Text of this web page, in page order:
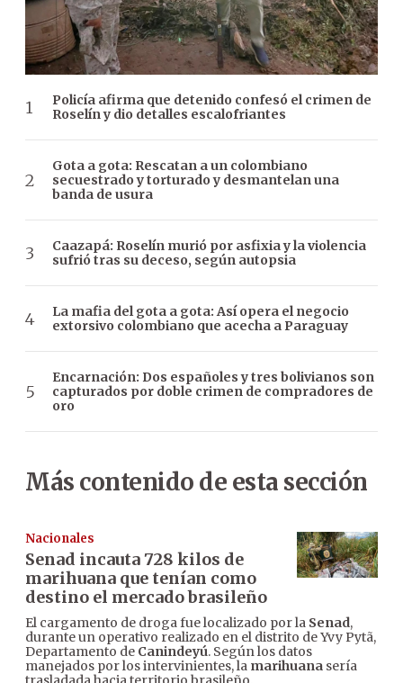
Policía afirma que detenido confesó el crimen de
Roselín y dio detalles escalofriantes
Gota a gota: Rescatan a un colombiano
secuestrado y torturado y desmantelan una
banda de usura
Caazapá: Roselín murió por asfixia y la violencia
sufrió tras su deceso, según autopsia
La mafia del gota a gota: Así opera el negocio
extorsivo colombiano que acecha a Paraguay
Encarnación: Dos españoles y tres bolivianos son
capturados por doble crimen de compradores de
oro
Más contenido de esta sección
Nacionales
Senad incauta 728 kilos de
marihuana que tenían como
destino el mercado brasileño
El cargamento de droga fue localizado por la Senad,
durante un operativo realizado en el distrito de Yvy Pytã,
Departamento de Canindeyú. Según los datos
manejados por los intervinientes, la marihuana sería